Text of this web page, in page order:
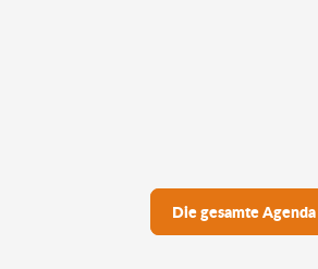
Die gesamte Agenda